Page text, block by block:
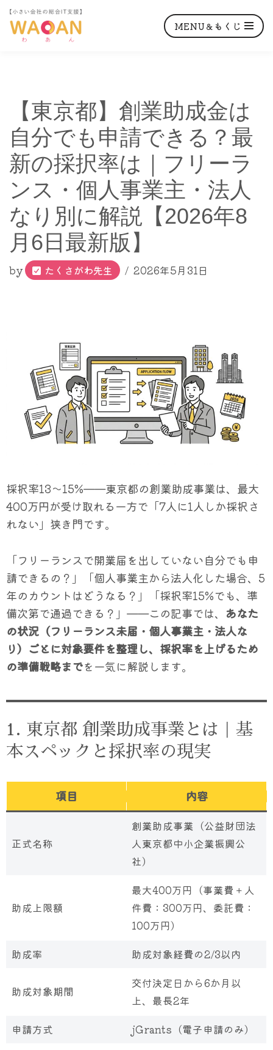
テ
ン
ツ
へ
ス
キ
ッ
プ
MENU＆もくじ
【東京都】創業助成金は
自分でも申請できる？最
新の採択率は｜フリーラ
ンス・個人事業主・法人
なり別に解説【2026年8
月6日最新版】
by たくさがわ先生 2026年5月31日
採択率13〜15%——東京都の創業助成事業は、最大
400万円が受け取れる一方で「7人に1人しか採択さ
れない」狭き門です。
「フリーランスで開業届を出していない自分でも申
請できるの？」「個人事業主から法人化した場合、5
年のカウントはどうなる？」「採択率15%でも、準
備次第で通過できる？」——この記事では、 あなた
の状況（フリーランス未届・個人事業主・法人な
り）ごとに対象要件を整理し、採択率を上げるため
の準備戦略までを一気に解説します。
1. 東京都 創業助成事業とは｜基
本スペックと採択率の現実
項目 内容
正式名称
創業助成事業（公益財団法
人東京都中小企業振興公
社）
助成上限額
最大400万円（事業費＋人
件費：300万円、委託費：
100万円）
助成率
助成対象経費の2/3以内
助成対象期間
交付決定日から6か月以
上、最長2年
申請方式
jGrants（電子申請のみ）